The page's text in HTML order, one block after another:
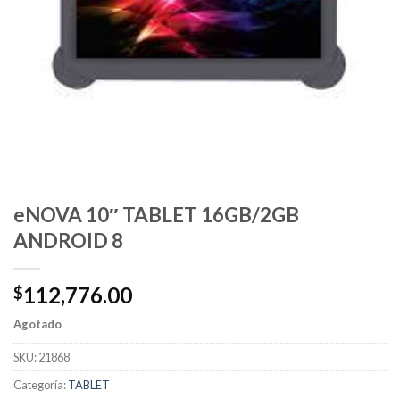
eNOVA 10″ TABLET 16GB/2GB
ANDROID 8
$112,776.00
Agotado
SKU:21868
Categoría:TABLET